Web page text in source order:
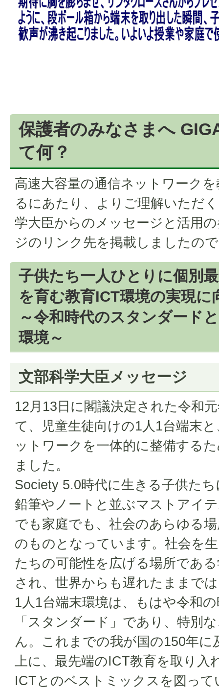
保護者のみなさまへ
て何？
高速大容量の通信ネットワーク
るにあたり、よりご理解いただ
学大臣からのメッセージと活用
ジのリンク先を掲載しましたの
子供たち一人ひとりに個別
を育む教育ICT環境の実現に
～令和時代のスタンダード
環境～
文部科学大臣メッセージ
12月13日に閣議決定された令和
て、児童生徒向けの1人1台端末
ットワークを一体的に整備する
ました。
Society 5.0時代に生きる子供た
鉛筆やノートと並ぶマストアイ
でも家庭でも、社会のあらゆる
のものとなっています。社会を
たちの可能性を広げる場所であ
され、世界からも遅れたままで
1人1台端末環境は、もはや令和
「スタンダード」であり、特別
ん。これまでの我が国の150年に
上に、最先端のICT教育を取り
ICTとのベストミックスを図っ